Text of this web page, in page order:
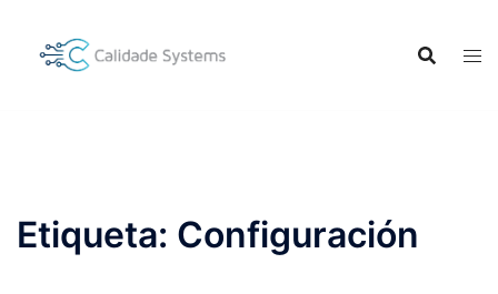
contenido
Etiqueta: Configuración